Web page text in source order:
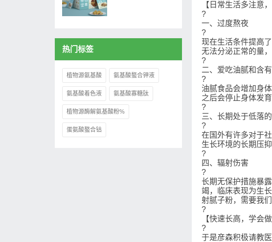
【日常生活多注意
?
一、过度熬夜
?
现在生活条件提高
无法分泌正常的量
?
二、爱吃油腻和含
?
油腻食品会增加身
之后会停止身体发
?
三、长期处于低落
?
在国外有许多对于
生长环境的长期压
?
四、辐射伤害
?
长期无保护措施暴
竭，临床表现为生
射腻子粉，需要我
?
【快速长高，学会
?
于是彦森积极请教
热门标签
植物源氨基酸 氨基酸螯合钾液
氨基酸着色液 氨基酸寡糖肽
植物源酶解氨基酸粉%
蛋氨酸螯合钴